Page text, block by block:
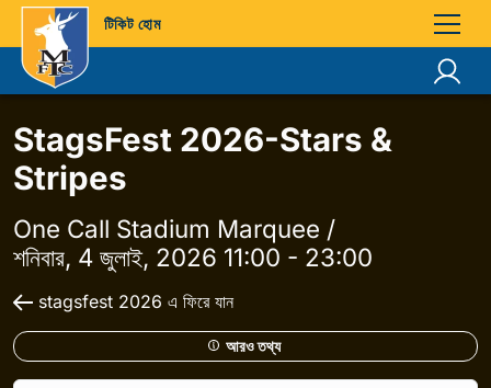
টিকিট হোম
StagsFest 2026-Stars &
Stripes
One Call Stadium Marquee /
শনিবার, 4 জুলাই, 2026 11:00 - 23:00
stagsfest 2026 এ ফিরে যান
আরও তথ্য